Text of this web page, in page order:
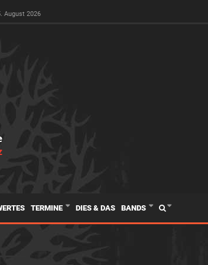
August 2026
TERMINE DIES & DAS BANDS